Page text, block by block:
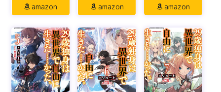
amazon
amazon
amazon